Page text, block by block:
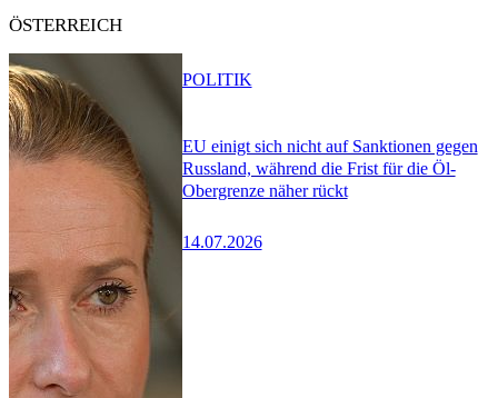
ÖSTERREICH
EU einigt sich nicht auf Sanktionen gegen
Russland, während die Frist für die Öl-
Obergrenze näher rückt
14.07.2026
POLITIK